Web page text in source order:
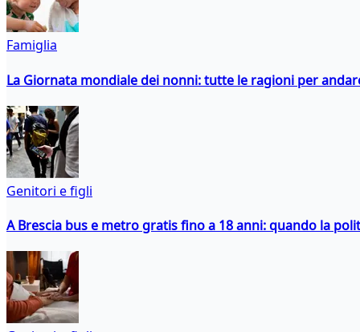
Famiglia
La Giornata mondiale dei nonni: tutte le ragioni per
Genitori e figli
A Brescia bus e metro gratis fino a 18 anni: quando la